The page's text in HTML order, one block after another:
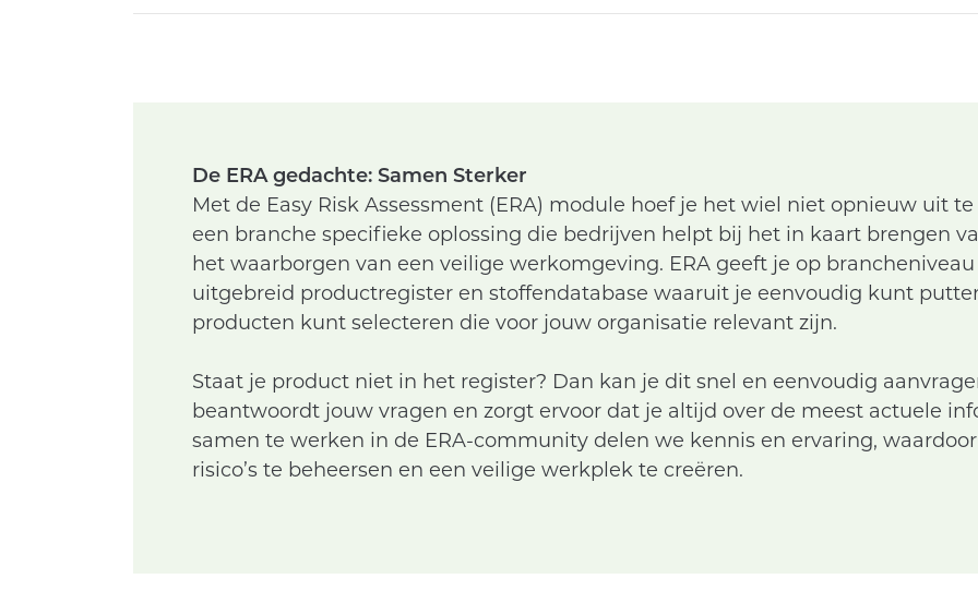
De ERA gedachte: Samen Sterker
Met de Easy Risk Assessment (ERA) module hoef je het wiel niet opnieuw uit
een branche specifieke oplossing die bedrijven helpt bij het in kaart brengen
het waarborgen van een veilige werkomgeving. ERA geeft je op
uitgebreid productregister en stoffendatabase waaruit je eenvoudig kunt
producten kunt selecteren die voor jouw organisatie relevant zijn.
Staat je product niet in het register? Dan kan je dit snel en eenvoudig
beantwoordt jouw vragen en zorgt ervoor dat je altijd over de meest actuele
samen te werken in de ERA-community delen we kennis en ervaring,
risico’s te beheersen en een veilige werkplek te creëren.